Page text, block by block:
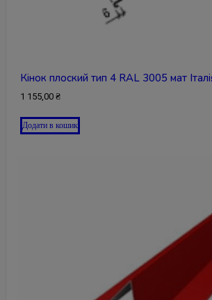
Кінок плоский тип 4 RAL 3005 мат
1 155,00₴
Додати в кошик